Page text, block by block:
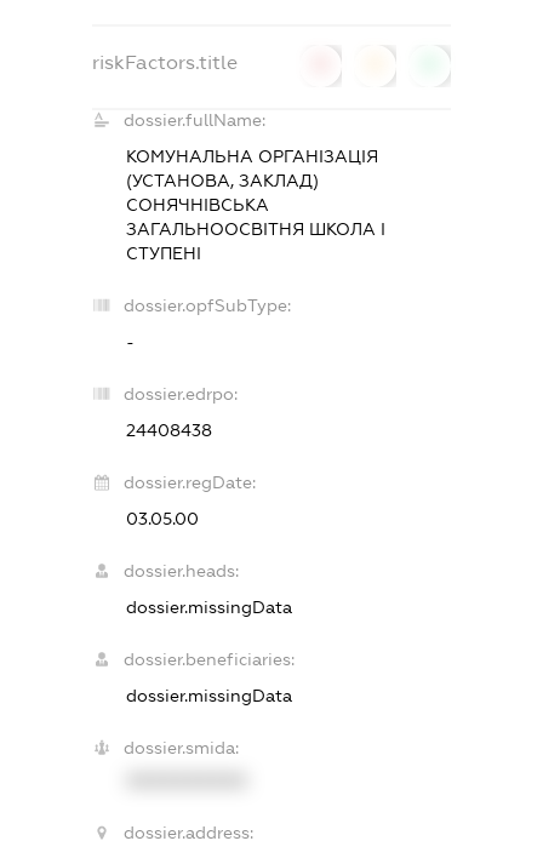
riskFactors.title
dossier.fullName:
КОМУНАЛЬНА ОРГАНІЗАЦІЯ
(УСТАНОВА, ЗАКЛАД)
СОНЯЧНІВСЬКА
ЗАГАЛЬНООСВІТНЯ ШКОЛА I
СТУПЕНІ
dossier.opfSubType:
-
dossier.edrpo:
24408438
dossier.regDate:
03.05.00
dossier.heads:
dossier.missingData
dossier.beneficiaries:
dossier.missingData
dossier.smida:
dossier.address: